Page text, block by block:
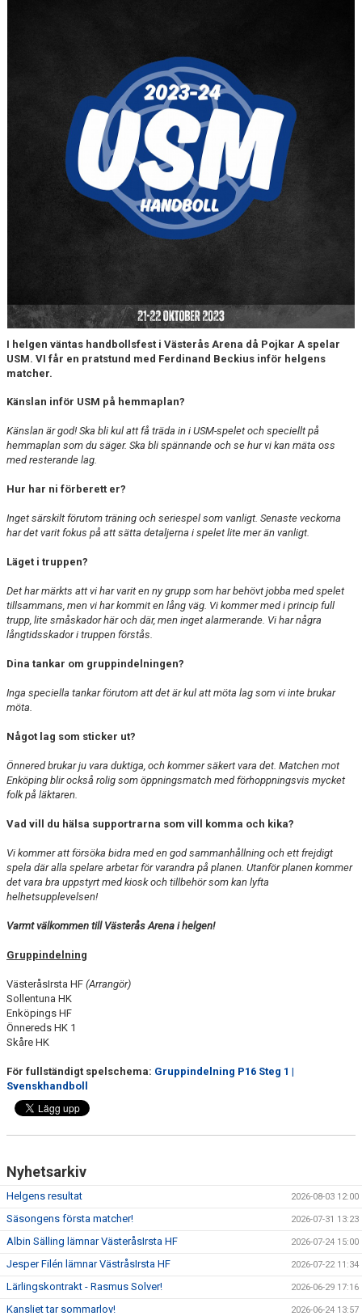
I helgen väntas handbollsfest i Västerås Arena då Pojkar A spelar
USM. VI får en pratstund med Ferdinand Beckius inför helgens
matcher.
Känslan inför USM på hemmaplan?
Känslan är god! Ska bli kul att få träda in i USM-spelet och speciellt på
hemmaplan som du säger. Ska bli spännande och se hur vi kan mäta oss
med resterande lag.
Hur har ni förberett er?
Inget särskilt förutom träning och seriespel som vanligt. Senaste veckorna
har det varit fokus på att sätta detaljerna i spelet lite mer än vanligt.
Läget i truppen?
Det har märkts att vi har varit en ny grupp som har behövt jobba med spelet
tillsammans, men vi har kommit en lång väg. Vi kommer med i princip full
trupp, lite småskador här och där, men inget alarmerande. Vi har några
långtidsskador i truppen förstås.
Dina tankar om gruppindelningen?
Inga speciella tankar förutom att det är kul att möta lag som vi inte brukar
möta.
Något lag som sticker ut?
Önnered brukar ju vara duktiga, och kommer säkert vara det. Matchen mot
Enköping blir också rolig som öppningsmatch med förhoppningsvis mycket
folk på läktaren.
Vad vill du hälsa supportrarna som vill komma och kika?
Vi kommer att försöka bidra med en god sammanhållning och ett frejdigt
spela där alla spelare arbetar för varandra på planen. Utanför planen kommer
det vara bra uppstyrt med kiosk och tillbehör som kan lyfta
helhetsupplevelsen!
Varmt välkommen till Västerås Arena i helgen!
Gruppindelning
VästeråsIrsta HF (Arrangör)
Sollentuna HK
Enköpings HF
Önnereds HK 1
Skåre HK
För fullständigt spelschema: Gruppindelning P16 Steg 1 |
Svenskhandboll
Nyhetsarkiv
Helgens resultat 2026-08-03 12:00
Säsongens första matcher! 2026-07-31 13:23
Albin Sälling lämnar VästeråsIrsta HF 2026-07-24 15:00
Jesper Filén lämnar VästråsIrsta HF 2026-07-22 11:34
Lärlingskontrakt - Rasmus Solver! 2026-06-29 17:16
Kansliet tar sommarlov! 2026-06-24 13:57